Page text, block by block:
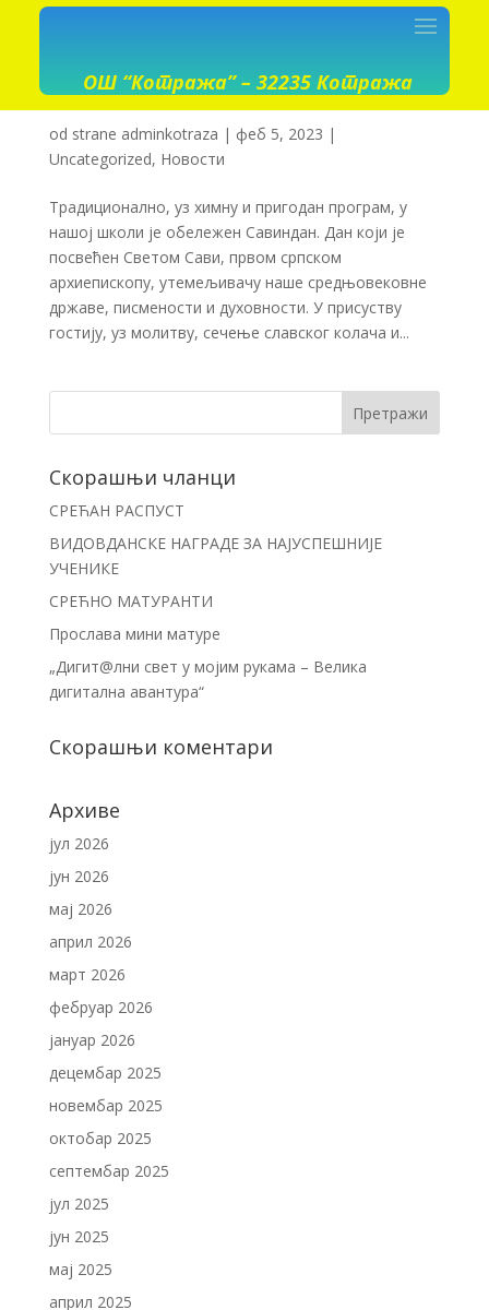
ОШ “Котража” – 32235 Котража
od strane adminkotraza | феб 5, 2023 |
Uncategorized, Новости
Традиционално, уз химну и пригодан програм, у
нашој школи је обележен Савиндан. Дан који је
посвећен Светом Сави, првом српском
архиепископу, утемељивачу наше средњовековне
државе, писмености и духовности. У присуству
гостију, уз молитву, сечење славског колача и...
Скорашњи чланци
СРЕЋАН РАСПУСТ
ВИДОВДАНСКЕ НАГРАДЕ ЗА НАЈУСПЕШНИЈЕ
УЧЕНИКЕ
СРЕЋНО МАТУРАНТИ
Прослава мини матуре
„Дигит@лни свет у мојим рукама – Велика
дигитална авантура“
Скорашњи коментари
Архиве
јул 2026
јун 2026
мај 2026
април 2026
март 2026
фебруар 2026
јануар 2026
децембар 2025
новембар 2025
октобар 2025
септембар 2025
јул 2025
јун 2025
мај 2025
април 2025